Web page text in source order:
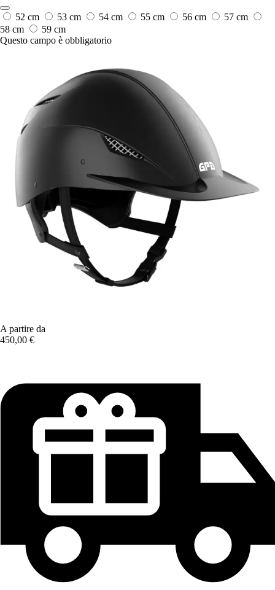
52 cm 53 cm 54 cm 55 cm 56 cm
57 cm
58 cm
59 cm
Questo campo è obbligatorio
A partire da
450,00 €